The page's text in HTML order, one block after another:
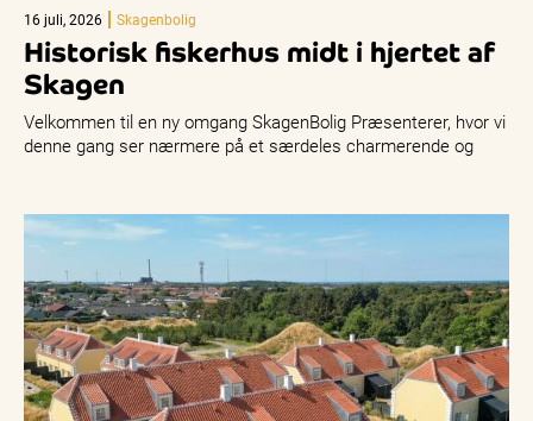
16 juli, 2026 Skagenbolig
Historisk fiskerhus midt i hjertet af
Skagen
Velkommen til en ny omgang SkagenBolig Præsenterer, hvor vi
denne gang ser nærmere på et særdeles charmerende og